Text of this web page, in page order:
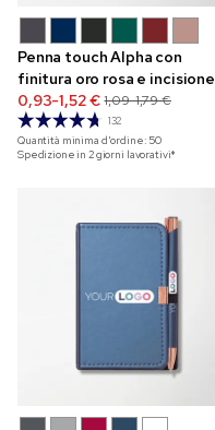
Penna touch Alpha con
finitura oro rosa e incisione
0,93-1,52 € 1,09-1,79 €
132
Quantità minima d'ordine: 50
Spedizione in 2 giorni lavorativi*